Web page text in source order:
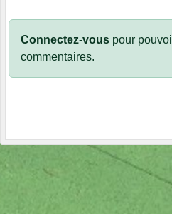
Connectez-vous pour
commentaires.